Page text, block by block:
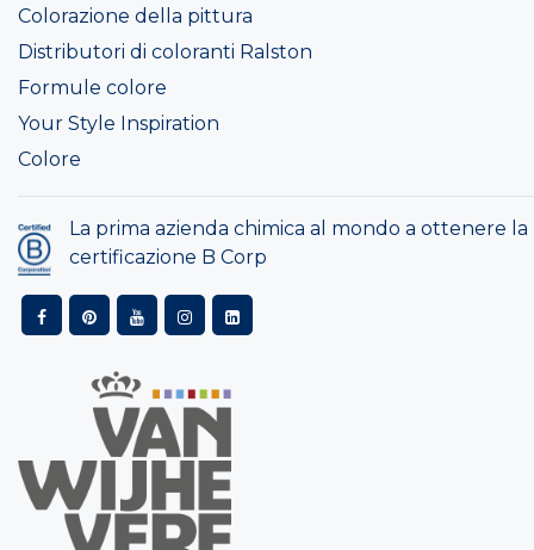
Colorazione della pittura
Distributori di coloranti Ralston
Formule colore
Your Style Inspiration
Colore
La prima azienda chimica al mondo a ottenere la
certificazione B Corp